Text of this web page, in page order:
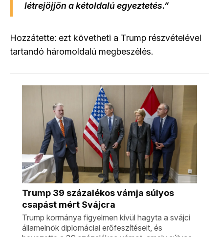
létrejöjjön a kétoldalú egyeztetés.”
Hozzátette: ezt követheti a Trump részvételével
tartandó háromoldalú megbeszélés.